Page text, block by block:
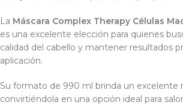
La Máscara Complex Therapy Células
es una excelente elección para quienes
calidad del cabello y mantener resultados
aplicación.
Su formato de 990 ml brinda un excelente
convirtiéndola en una opción ideal para